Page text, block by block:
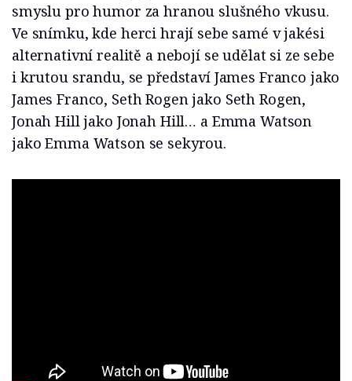
smyslu pro humor za hranou slušného vkusu.
Ve snímku, kde herci hrají sebe samé v jakési
alternativní realitě a nebojí se udělat si ze sebe
i krutou srandu, se představí James Franco jako
James Franco, Seth Rogen jako Seth Rogen,
Jonah Hill jako Jonah Hill… a Emma Watson
jako Emma Watson se sekyrou.